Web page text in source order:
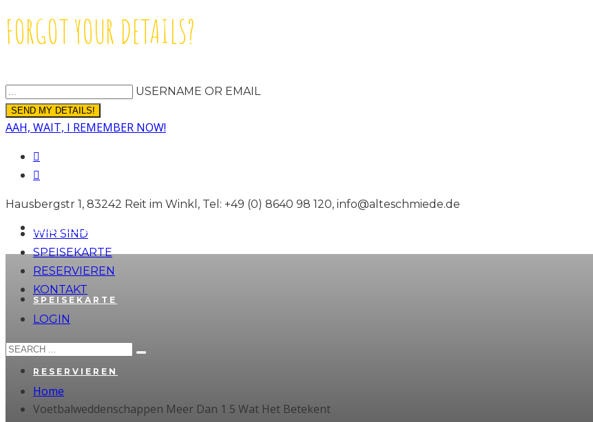
FORGOT YOUR DETAILS?
USERNAME OR EMAIL
AAH, WAIT, I REMEMBER NOW!
Hausbergstr 1, 83242 Reit im Winkl, Tel: +49 (0) 8640 98 120, info@alteschmiede.de
WIR SIND
SPEISEKARTE
RESERVIEREN
KONTAKT
LOGIN
WIR SIND
SPEISEKARTE
RESERVIEREN
Home
Voetbalweddenschappen Meer Dan 1 5 Wat Het Betekent